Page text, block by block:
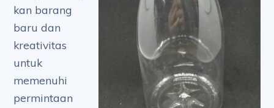
kan barang
baru dan
kreativitas
untuk
memenuhi
permintaan